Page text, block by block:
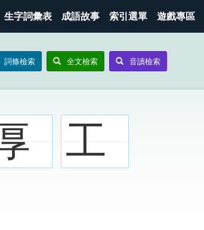
生字詞彙表 成語故事 索引選單 遊戲專區
詞條檢索 全文檢索 音讀檢索
工